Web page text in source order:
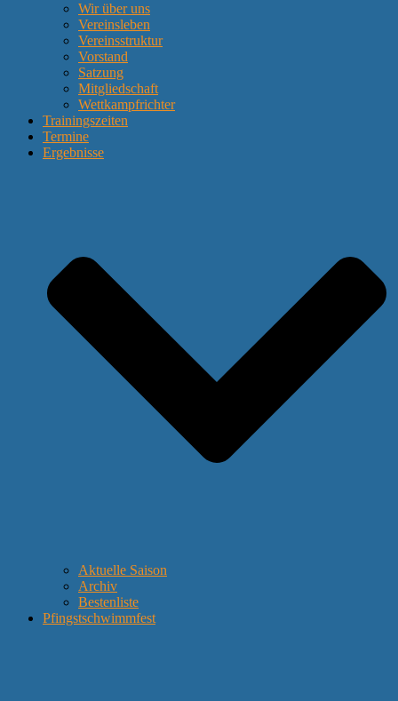
Wir über uns
Vereinsleben
Vereinsstruktur
Vorstand
Satzung
Mitgliedschaft
Wettkampfrichter
Trainingszeiten
Termine
Ergebnisse
Aktuelle Saison
Archiv
Bestenliste
Pfingstschwimmfest